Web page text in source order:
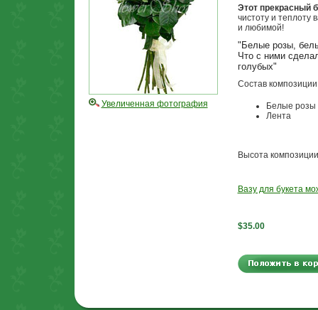
Увеличенная фотография
Этот прекрасный
чистоту и теплоту
и любимой!
"Белые pозы,
Что с ними
голубых"
Состав
Белые розы
Лента
Высота
Вазу для букета
$35.00